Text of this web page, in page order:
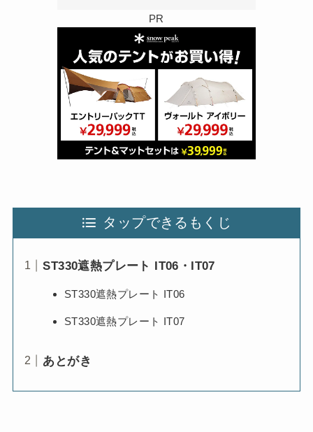
PR
タップできるもくじ
ST330遮熱プレート IT06・IT07
ST330遮熱プレート IT06
ST330遮熱プレート IT07
あとがき